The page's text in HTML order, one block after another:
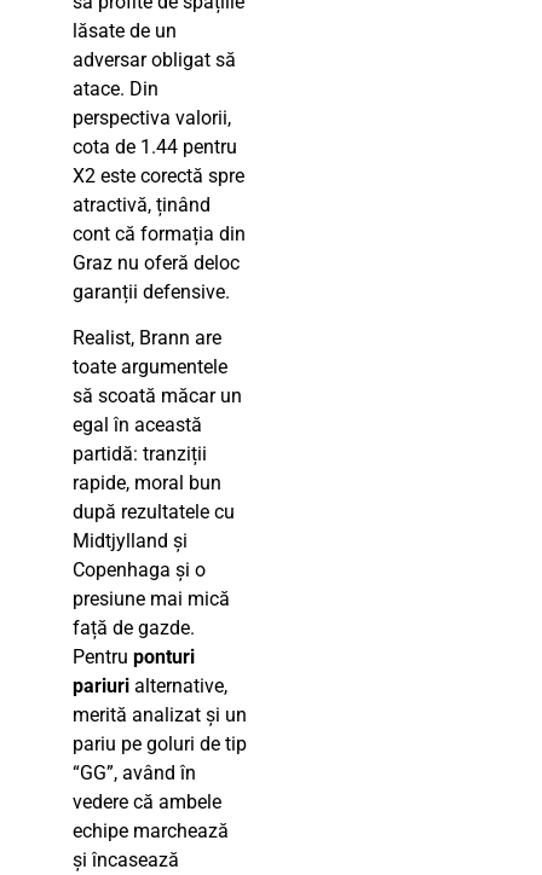
lăsate de un
adversar obligat să
atace. Din
perspectiva valorii,
cota de 1.44 pentru
X2 este corectă spre
atractivă, ținând
cont că formația din
Graz nu oferă deloc
garanții defensive.
Realist, Brann are
toate argumentele
să scoată măcar un
egal în această
partidă: tranziții
rapide, moral bun
după rezultatele cu
Midtjylland și
Copenhaga și o
presiune mai mică
față de gazde.
Pentru ponturi
pariuri alternative,
merită analizat și un
pariu pe goluri de tip
“GG”, având în
vedere că ambele
echipe marchează
și încasează